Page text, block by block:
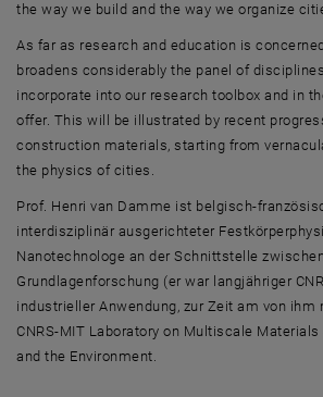
the way we build and the way we organize
As far as research and education is
broadens considerably the panel of
incorporate into our research toolbox and in
offer. This will be illustrated by recent
construction materials, starting from
the physics of cities.
Prof. Henri van Damme ist belgisch-
interdisziplinär ausgerichteter
Nanotechnologe an der Schnittstelle zwischen
Grundlagenforschung (er war langjähriger
industrieller Anwendung, zur Zeit am von
CNRS-MIT Laboratory on Multiscale
and the Environment.